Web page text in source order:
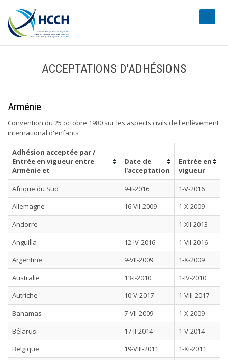
ACCEPTATIONS D'ADHÉSIONS
Arménie
Convention du 25 octobre 1980 sur les aspects civils de l'enlèvement
international d'enfants
Adhésion acceptée par /
Entrée en vigueur entre
Arménie et
Date de
l'acceptation
Entrée en
vigueur
Afrique du Sud
9-II-2016
1-V-2016
Allemagne
16-VII-2009
1-X-2009
Andorre
1-XII-2013
Anguilla
12-IV-2016
1-VII-2016
Argentine
9-VII-2009
1-X-2009
Australie
13-I-2010
1-IV-2010
Autriche
10-V-2017
1-VIII-2017
Bahamas
7-VII-2009
1-X-2009
Bélarus
17-II-2014
1-V-2014
Belgique
19-VIII-2011
1-XI-2011